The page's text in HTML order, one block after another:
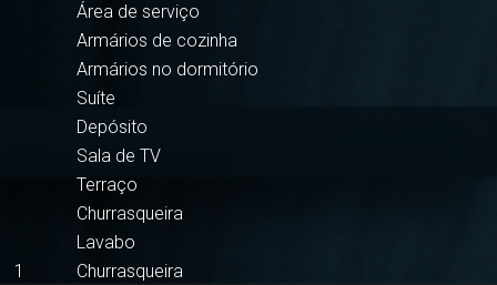
Área de serviço
Armários de cozinha
Armários no dormitório
Suíte
Depósito
Sala de TV
Terraço
Churrasqueira
Lavabo
1
Churrasqueira